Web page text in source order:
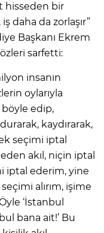
hisseden bir
daha da zorlaşır”
Başkanı Ekrem
sarfetti:
insanın
oylarıyla
edip,
kaydırarak,
seçimi iptal
akıl, niçin iptal
iptal ederim, yine
alırım, işime
‘İstanbul
bana ait!’ Bu